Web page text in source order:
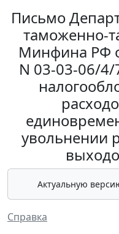
Письмо
таможенно-
Минфина РФ
N 03-03-06/4/
увольнении
Актуальную
Справка